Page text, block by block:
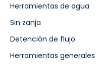
Herramientas de agua
Sin zanja
Detención de flujo
Herramientas generales